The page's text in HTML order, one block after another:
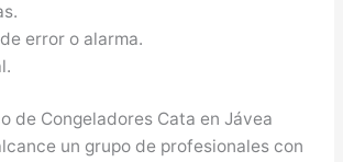
error o alarma.
de Congeladores Cata en Jávea
un grupo de profesionales con